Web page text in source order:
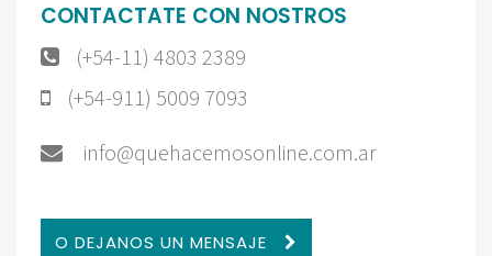
CONTACTATE CON NOSTROS
(+54-11) 4803 2389
(+54-911) 5009 7093
info@quehacemosonline.com.ar
O DEJANOS UN MENSAJE